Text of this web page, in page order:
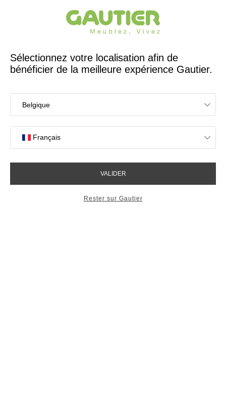
Créateur et fabricant français depuis 65 ans
Accueil Concevons ensemble votre projet sur-mesure